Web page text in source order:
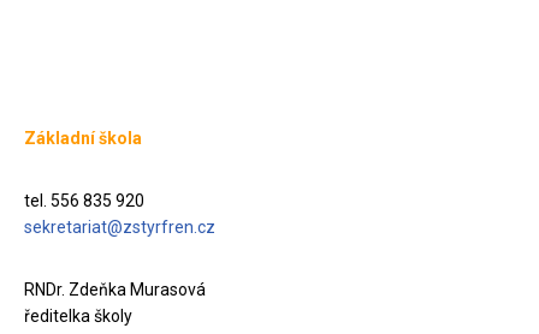
Základní škola
tel. 556 835 920
sekretariat@zstyrfren.cz
RNDr. Zdeňka Murasová
ředitelka školy